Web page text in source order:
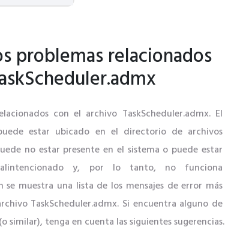
problemas relacionados
con el archivo TaskScheduler.admx. El
estar ubicado en el directorio de archivos
no estar presente en el sistema o puede estar
y, por lo tanto, no funciona
muestra una lista de los mensajes de error más
TaskScheduler.admx. Si encuentra alguno de
similar), tenga en cuenta las siguientes sugerencias.